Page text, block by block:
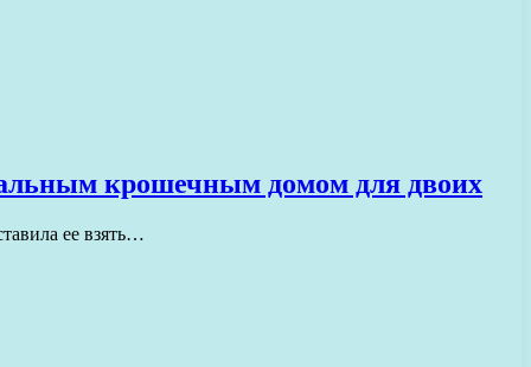
крошечным домом для двоих
ее взять…